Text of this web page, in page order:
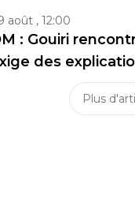
août , 12:00
: Gouiri
des
Plus